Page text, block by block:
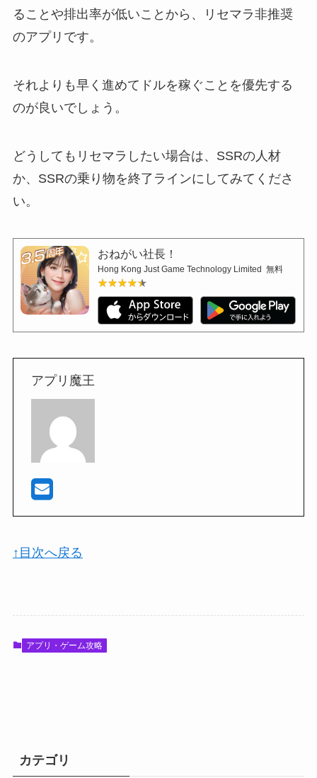
ることや排出率が低いことから、リセマラ非推奨
のアプリです。
それよりも早く進めてドルを稼ぐことを優先する
のが良いでしょう。
どうしてもリセマラしたい場合は、SSRの人材
か、SSRの乗り物を終了ラインにしてみてくださ
い。
おねがい社長！
Hong Kong Just Game Technology Limited 無料
★★★★★
★★★★★
アプリ魔王
↑目次へ戻る
アプリ・ゲーム攻略
カテゴリ